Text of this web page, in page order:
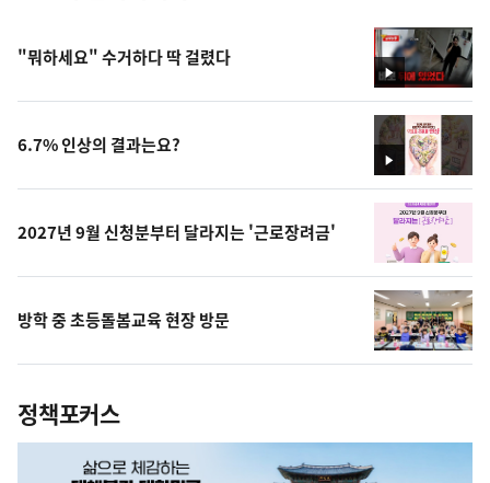
영
상
"뭐하세요" 수거하다 딱 걸렸다
영
상
6.7% 인상의 결과는요?
2027년 9월 신청분부터 달라지는 '근로장려금'
방학 중 초등돌봄교육 현장 방문
정책포커스